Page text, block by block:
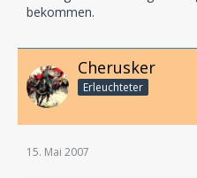
bekommen.
Cherusker
Erleuchteter
15. Mai 2007